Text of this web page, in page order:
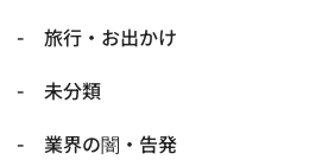
旅行・お出かけ
未分類
業界の闇・告発